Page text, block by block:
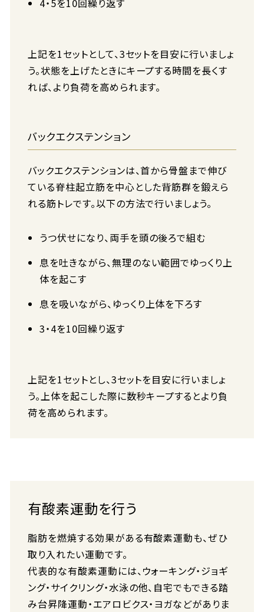
4・5を10回繰り返す
上記を1セットとして、3セットを目安に行いましょ
う。状態を上げたときにキープする時間を長くす
れば、より負荷を高められます。
バックエクステンション
バックエクステンションは、首から骨盤まで伸び
ている脊柱起立筋を中心とした背筋群を鍛えら
れる筋トレです。以下の方法で行いましょう。
うつ伏せになり、両手を頭の後ろで組む
息を吐きながら、無理のない範囲でゆっくり上
体を起こす
息を吸いながら、ゆっくり上体を下ろす
3・4を10回繰り返す
上記を1セットとし、3セットを目安に行いましょ
う。上体を起こした際に数秒キープするとより負
荷を高められます。
有酸素運動を行う
脂肪を燃焼する効果がある有酸素運動も、ぜひ
取り入れたい運動です。
代表的な有酸素運動には、ウォーキング・ジョギ
ング・サイクリング・水泳の他、自宅でもできる踏
み台昇降運動・エアロビクス・ヨガなどがありま